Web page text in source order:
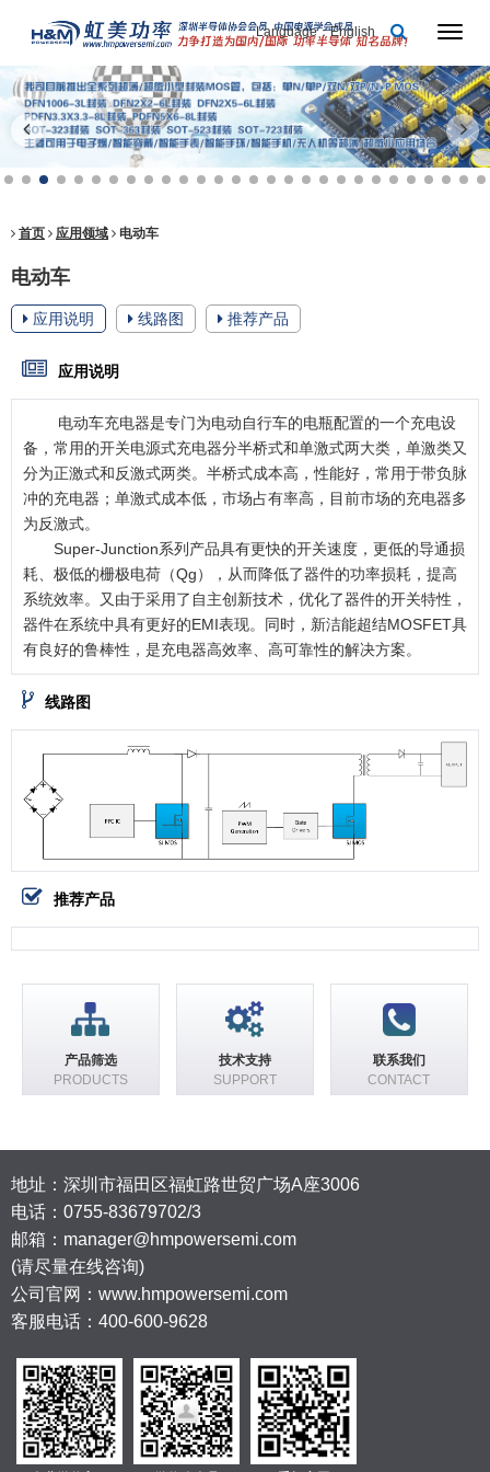
Language：English
首页 应用领域 电动车
电动车
应用说明 线路图 推荐产品
应用说明
电动车充电器是专门为电动自行车的电瓶配置的一个充电设
备，常用的开关电源式充电器分半桥式和单激式两大类，单激类又
分为正激式和反激式两类。半桥式成本高，性能好，常用于带负脉
冲的充电器；单激式成本低，市场占有率高，目前市场的充电器多
为反激式。
Super-Junction系列产品具有更快的开关速度，更低的导通损
耗、极低的栅极电荷（Qg），从而降低了器件的功率损耗，提高
系统效率。又由于采用了自主创新技术，优化了器件的开关特性，
器件在系统中具有更好的EMI表现。同时，新洁能超结MOSFET具
有良好的鲁棒性，是充电器高效率、高可靠性的解决方案。
线路图
推荐产品
产品筛选
PRODUCTS
技术支持
SUPPORT
联系我们
CONTACT
地址：深圳市福田区福虹路世贸广场A座3006
电话： 0755-83679702/3
邮箱：manager@hmpowersemi.com
(请尽量在线咨询)
公司官网：www.hmpowersemi.com
客服电话：400-600-9628